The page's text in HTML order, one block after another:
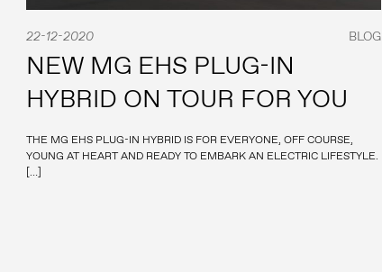
22-12-2020 BLOG
NEW MG EHS PLUG-IN
HYBRID ON TOUR FOR YOU
THE MG EHS PLUG-IN HYBRID IS FOR EVERYONE, OFF COURSE,
YOUNG AT HEART AND READY TO EMBARK AN ELECTRIC LIFESTYLE.
[…]